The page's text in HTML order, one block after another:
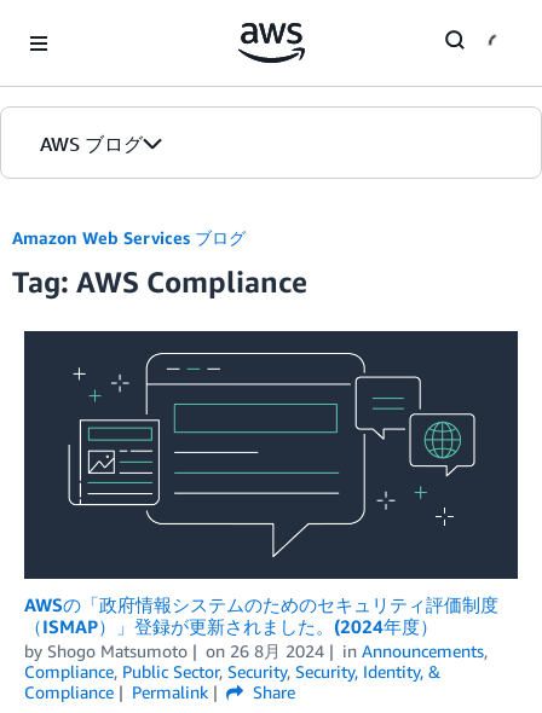
AWS ブログ
カテゴリ
エディション
Amazon Web Services ブログ
Tag: AWS Compliance
AWSの「政府情報システムのためのセキュリティ評価制度
（ISMAP）」登録が更新されました。(2024年度）
by Shogo Matsumoto on 26 8月 2024 in Announcements,
Compliance, Public Sector, Security, Security, Identity, &
Compliance
Permalink
Share